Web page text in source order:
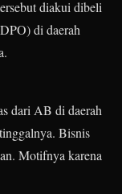
diakui dibeli
di daerah
dari AB di daerah
Bisnis
Motifnya karena